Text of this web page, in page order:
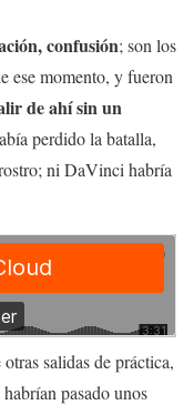
confusión; son los
ese momento, y fueron
de ahí sin un
perdido la batalla,
ni DaVinci habría
salidas de práctica,
pasado unos